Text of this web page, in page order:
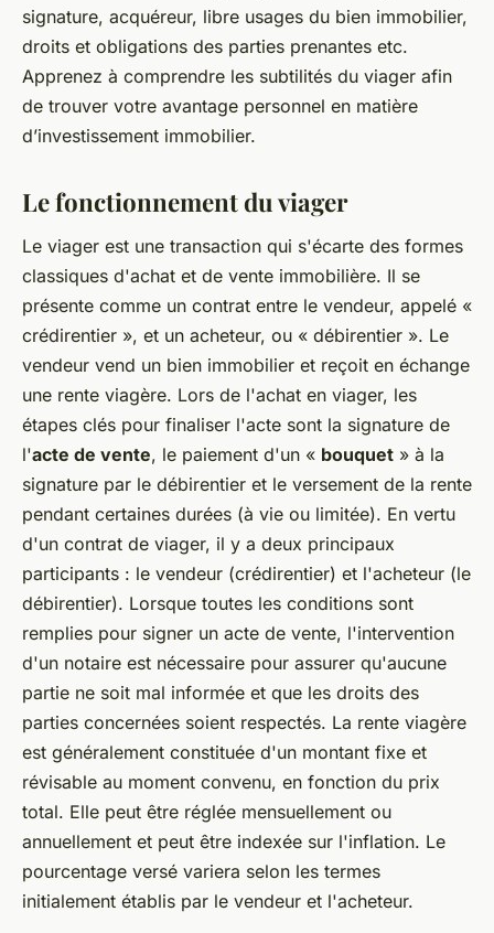
signature, acquéreur, libre usages du bien immobilier,
droits et obligations des parties prenantes etc.
Apprenez à comprendre les subtilités du viager afin
de trouver votre avantage personnel en matière
d’investissement immobilier.
Le fonctionnement du viager
Le viager est une transaction qui s'écarte des formes
classiques d'achat et de vente immobilière. Il se
présente comme un contrat entre le vendeur, appelé «
crédirentier », et un acheteur, ou « débirentier ». Le
vendeur vend un bien immobilier et reçoit en échange
une rente viagère. Lors de l'achat en viager, les
étapes clés pour finaliser l'acte sont la signature de
l'acte de vente, le paiement d'un « bouquet » à la
signature par le débirentier et le versement de la rente
pendant certaines durées (à vie ou limitée). En vertu
d'un contrat de viager, il y a deux principaux
participants : le vendeur (crédirentier) et l'acheteur (le
débirentier). Lorsque toutes les conditions sont
remplies pour signer un acte de vente, l'intervention
d'un notaire est nécessaire pour assurer qu'aucune
partie ne soit mal informée et que les droits des
parties concernées soient respectés. La rente viagère
est généralement constituée d'un montant fixe et
révisable au moment convenu, en fonction du prix
total. Elle peut être réglée mensuellement ou
annuellement et peut être indexée sur l'inflation. Le
pourcentage versé variera selon les termes
initialement établis par le vendeur et l'acheteur.